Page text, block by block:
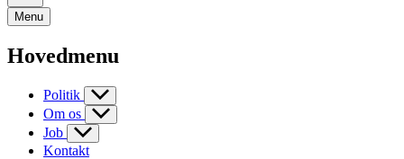
Menu
Hovedmenu
Politik
Om os
Job
Kontakt